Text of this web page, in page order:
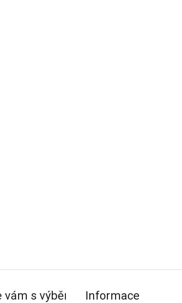
s výběrem Informace